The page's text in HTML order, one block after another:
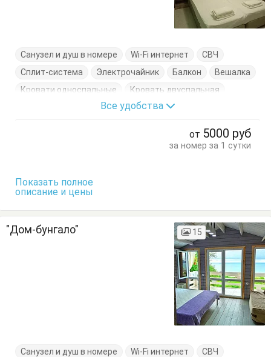
Санузел и душ в номере Wi-Fi интернет
СВЧ
Сплит-система
Электрочайник Балкон
Вешалка
Кровати односпальные
Кровать двуспальная
Обеденный стол
Все удобства
от 5000 руб
за номер за 1 сутки
Показать полное
описание и цены
"Дом-бунгало" 15
Санузел и душ в номере Wi-Fi интернет
СВЧ